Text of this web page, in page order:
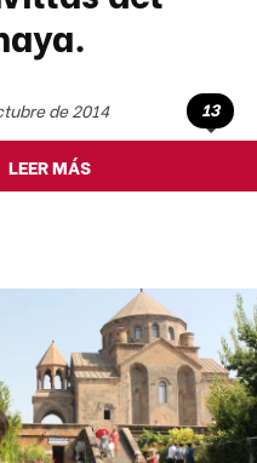
de 2014 13
LEER MÁS